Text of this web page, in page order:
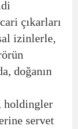
çıkarları
izinlerle,
doğanın
holdingler
servet